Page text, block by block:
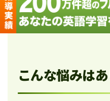
こんな悩みは